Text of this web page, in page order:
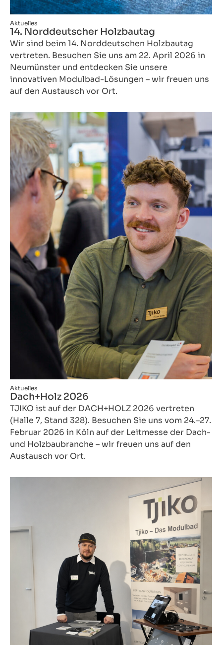
Aktuelles
14. Norddeutscher Holzbautag
Wir sind beim 14. Norddeutschen Holzbautag
vertreten. Besuchen Sie uns am 22. April 2026 in
Neumünster und entdecken Sie unsere
innovativen Modulbad-Lösungen – wir freuen uns
auf den Austausch vor Ort.
Aktuelles
Dach+Holz 2026
TJIKO ist auf der DACH+HOLZ 2026 vertreten
(Halle 7, Stand 328). Besuchen Sie uns vom 24.–27.
Februar 2026 in Köln auf der Leitmesse der Dach-
und Holzbaubranche – wir freuen uns auf den
Austausch vor Ort.